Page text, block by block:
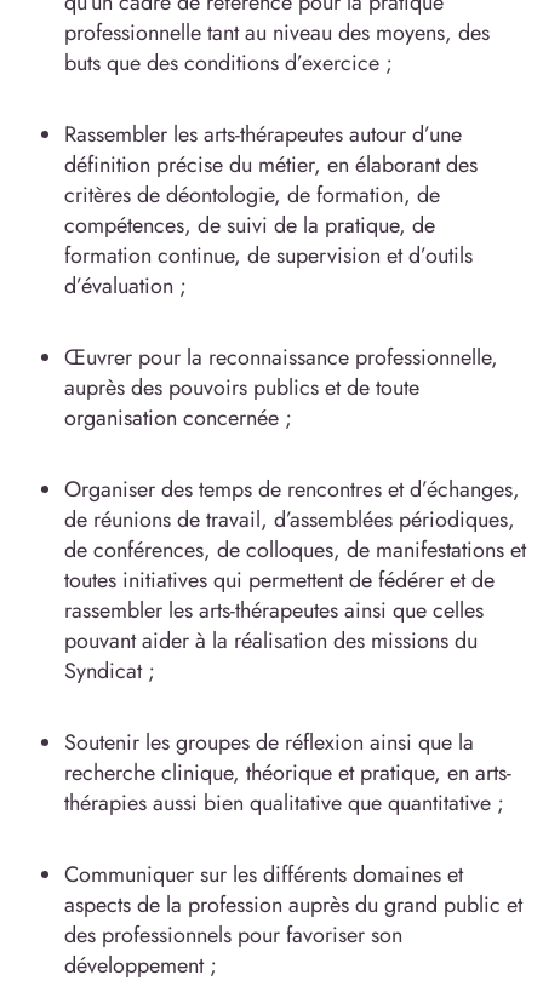
professionnelle tant au niveau des moyens, des
buts que des conditions d’exercice ;
Rassembler les arts-thérapeutes autour d’une
définition précise du métier, en élaborant des
critères de déontologie, de formation, de
compétences, de suivi de la pratique, de
formation continue, de supervision et d’outils
d’évaluation ;
Œuvrer pour la reconnaissance professionnelle,
auprès des pouvoirs publics et de toute
organisation concernée ;
Organiser des temps de rencontres et d’échanges,
de réunions de travail, d’assemblées périodiques,
de conférences, de colloques, de manifestations et
toutes initiatives qui permettent de fédérer et de
rassembler les arts-thérapeutes ainsi que celles
pouvant aider à la réalisation des missions du
Syndicat ;
Soutenir les groupes de réflexion ainsi que la
recherche clinique, théorique et pratique, en arts-
thérapies aussi bien qualitative que quantitative ;
Communiquer sur les différents domaines et
aspects de la profession auprès du grand public et
des professionnels pour favoriser son
développement ;